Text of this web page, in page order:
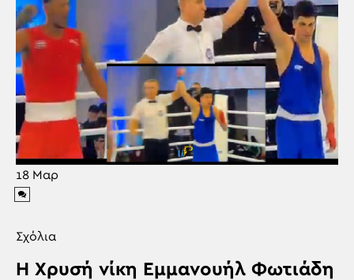
18 Μαρ
Σχόλια
Η Χρυσή νίκη Εμμανουήλ Φωτιάδη